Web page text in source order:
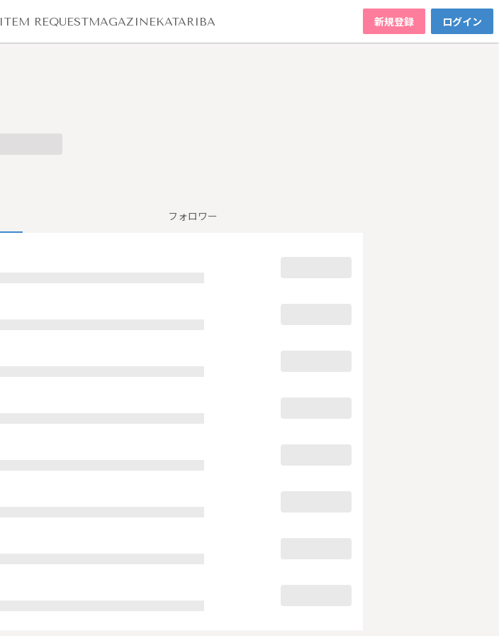
ITEM REQUESTMAGAZINEKATARIBA 新規登録 ログイン
フォロワー